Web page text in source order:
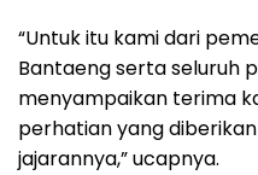
“Untuk itu kami dari
Bantaeng serta seluruh
menyampaikan terima
perhatian yang
jajarannya,” ucapnya.